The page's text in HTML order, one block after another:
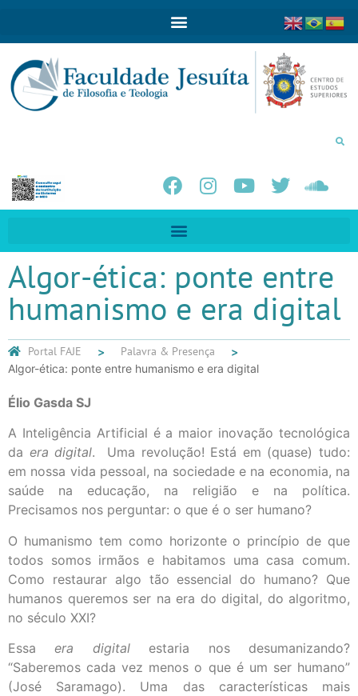
Algor-ética: ponte entre
humanismo e era digital
Portal FAJE Palavra & Presença
Algor-ética: ponte entre humanismo e era digital
Élio Gasda SJ
A Inteligência Artificial é a maior inovação tecnológica
da era digital. Uma revolução! Está em (quase) tudo:
em nossa vida pessoal, na sociedade e na economia, na
saúde na educação, na religião e na política.
Precisamos nos perguntar: o que é o ser humano?
O humanismo tem como horizonte o princípio de que
todos somos irmãos e habitamos uma casa comum.
Como restaurar algo tão essencial do humano? Que
humanos queremos ser na era do digital, do algoritmo,
no século XXI?
Essaera digitalestaria nos desumanizando?
“Saberemos cada vez menos o que é um ser humano”
(José Saramago). Uma das características mais